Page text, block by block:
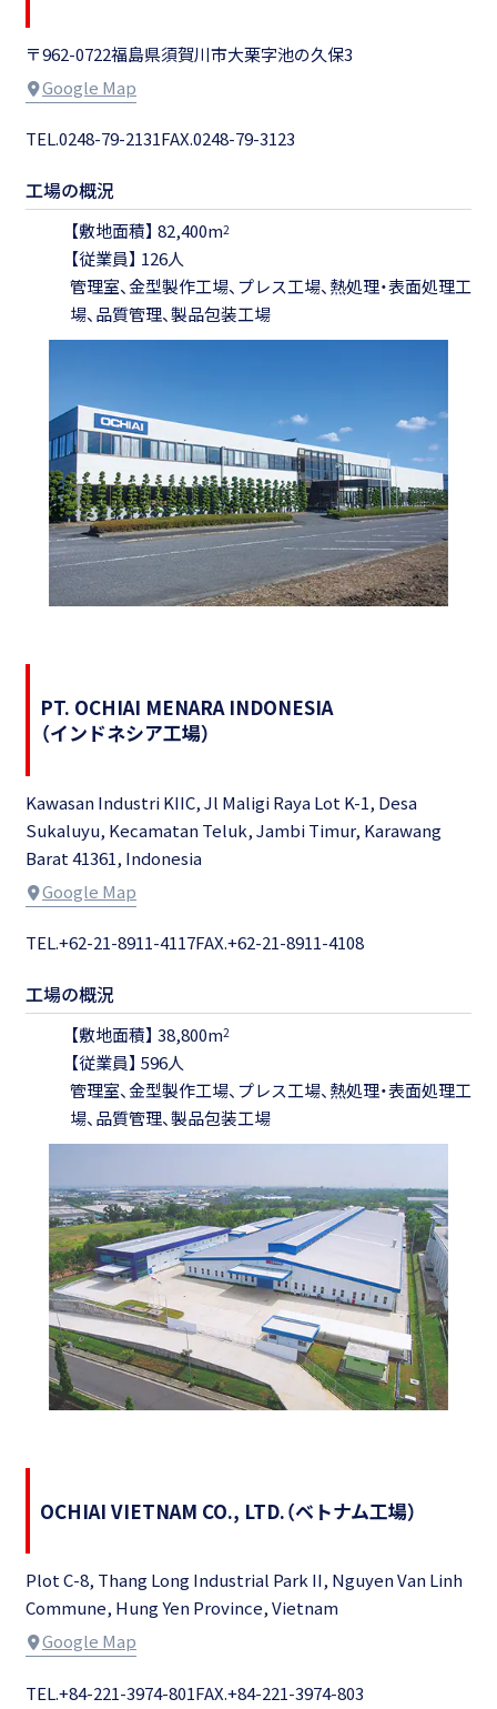
〒962-0722福島県須賀川市大栗字池の久保3
Google Map
TEL.0248-79-2131FAX.0248-79-3123
工場の概況
【敷地面積】 82,400m2
【従業員】 126人
管理室、金型製作工場、プレス工場、熱処理・表面処理工
場、品質管理、製品包装工場
PT. OCHIAI MENARA INDONESIA
（インドネシア工場）
Kawasan Industri KIIC, Jl Maligi Raya Lot K-1, Desa
Sukaluyu, Kecamatan Teluk, Jambi Timur, Karawang
Barat 41361, Indonesia
Google Map
TEL.+62-21-8911-4117FAX.+62-21-8911-4108
工場の概況
【敷地面積】 38,800m2
【従業員】 596人
管理室、金型製作工場、プレス工場、熱処理・表面処理工
場、品質管理、製品包装工場
OCHIAI VIETNAM CO., LTD.（ベトナム工場）
Plot C-8, Thang Long Industrial Park II, Nguyen Van Linh
Commune, Hung Yen Province, Vietnam
Google Map
TEL.+84-221-3974-801FAX.+84-221-3974-803